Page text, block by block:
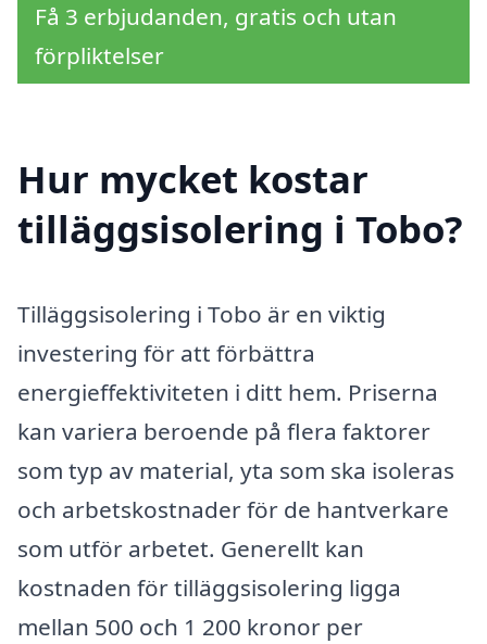
Få 3 erbjudanden, gratis och utan
förpliktelser
Hur mycket kostar
tilläggsisolering i Tobo?
Tilläggsisolering i Tobo är en viktig
investering för att förbättra
energieffektiviteten i ditt hem. Priserna
kan variera beroende på flera faktorer
som typ av material, yta som ska isoleras
och arbetskostnader för de hantverkare
som utför arbetet. Generellt kan
kostnaden för tilläggsisolering ligga
mellan 500 och 1 200 kronor per